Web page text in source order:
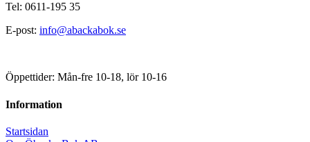
Tel: 0611-195 35
E-post: info@abackabok.se
Öppettider: Mån-fre 10-18, lör 10-16
Information
Startsidan